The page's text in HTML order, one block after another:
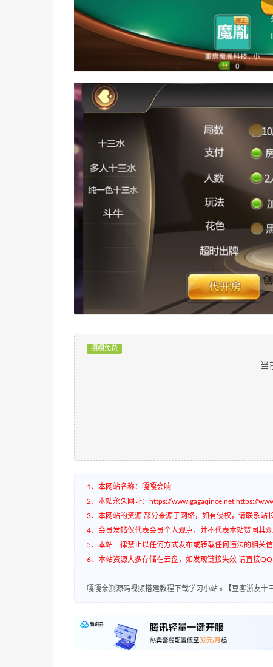
嘎嘎免费
当
1、本网站名称：嘎嘎会响
2、本站永久网址：https://www.gagaqince.net,https://
3、本网站的资源 部分来源于网络，如有侵权，请联系站
4、会员发帖仅代表会员个人观点，并不代表本站赞同其观
5、本站一律禁止以任何方式发布或转载任何违法的相关
6、本站资源大多存储在云盘，如发现链接失效 请直接
嘎嘎亲测源码视频搭建教程下载学习小站 » 【豆客浙友